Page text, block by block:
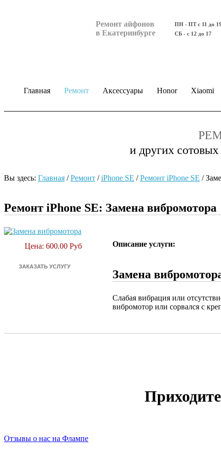
Ремонт айфонов
в Екатеринбурге
ПН - ПТ с 11 до
СБ - с 12 до 17
Главная Ремонт Аксессуары Honor Xiaomi
и других
Вы здесь: Главная /Ремонт /iPhone SE /Ремонт iPhone SE /
Ремонт iPhone SE: Замена вибромотора
Цена: 600.00 Руб Описание услуги:
Замена
Слабая вибрация или
вибромотор или сорвался с
Отзывы о нас на Флампе